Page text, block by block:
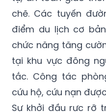
chẽ. Các tuyến
điểm du lịch cơ
chức năng tăng
tại khu vực đông
tắc. Công tác
cứu hộ, cứu nạn
Sự khởi đầu rực rỡ